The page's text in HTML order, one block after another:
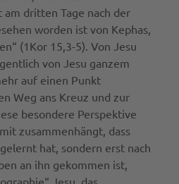
dritten Tage nach der
worden ist von Kephas,
(1Kor 15,3-5). Von Jesu
von Jesu ganzem
auf einen Punkt
Weg ans Kreuz und zur
besondere Perspektive
zusammenhängt, dass
hat, sondern erst nach
an ihn gekommen ist,